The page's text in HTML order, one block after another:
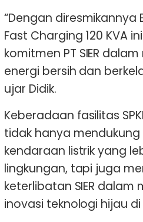
“Dengan diresmikannya
Fast Charging 120 KVA
komitmen PT SIER
energi bersih dan
ujar Didik.
Keberadaan fasilitas
tidak hanya
kendaraan listrik yang
lingkungan, tapi juga
keterlibatan SIER dalam
inovasi teknologi hijau